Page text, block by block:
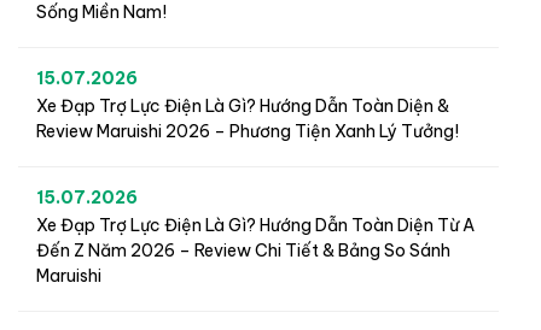
Sống Miền Nam!
15.07.2026
Xe Đạp Trợ Lực Điện Là Gì? Hướng Dẫn Toàn Diện &
Review Maruishi 2026 – Phương Tiện Xanh Lý Tưởng!
15.07.2026
Xe Đạp Trợ Lực Điện Là Gì? Hướng Dẫn Toàn Diện Từ A
Đến Z Năm 2026 – Review Chi Tiết & Bảng So Sánh
Maruishi